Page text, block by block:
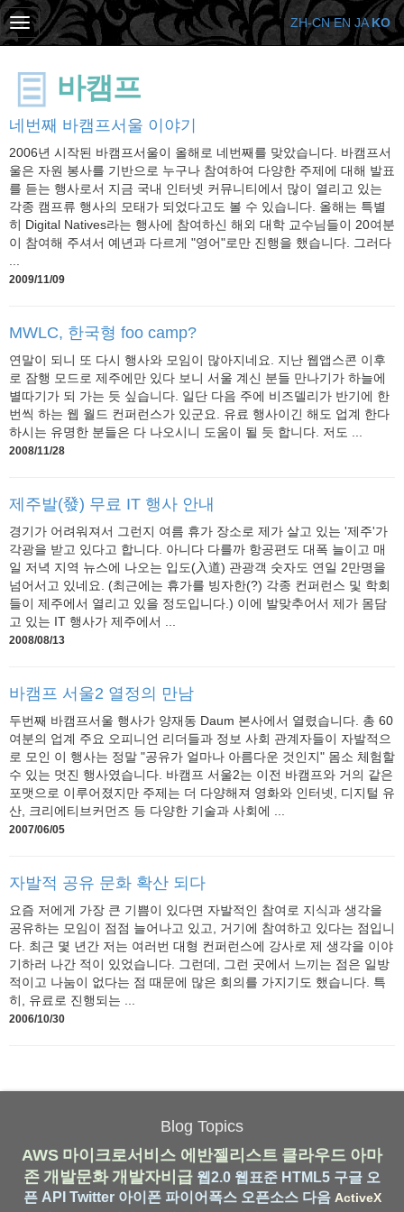
바캠프
네번째 바캠프서울 이야기
2006년 시작된 바캠프서울이 올해로 네번째를 맞았습니다. 바캠프서
울은 자원 봉사를 기반으로 누구나 참여하여 다양한 주제에 대해 발표
를 듣는 행사로서 지금 국내 인터넷 커뮤니티에서 많이 열리고 있는
각종 캠프류 행사의 모태가 되었다고도 볼 수 있습니다. 올해는 특별
히 Digital Natives라는 행사에 참여하신 해외 대학 교수님들이 20여분
이 참여해 주셔서 예년과 다르게 "영어"로만 진행을 했습니다. 그러다
2009/11/09
MWLC, 한국형 foo camp?
연말이 되니 또 다시 행사와 모임이 많아지네요. 지난 웹앱스콘 이후
로 잠행 모드로 제주에만 있다 보니 서울 계신 분들 만나기가 하늘에
별따기가 되 가는 듯 싶습니다. 일단 다음 주에 비즈델리가 반기에 한
번씩 하는 웹 월드 컨퍼런스가 있군요. 유료 행사이긴 해도 업계 한다
하시는 유명한 분들은 다 나오시니 도움이 될 듯 합니다. 저도 ...
2008/11/28
제주발(發) 무료 IT 행사 안내
경기가 어려워져서 그런지 여름 휴가 장소로 제가 살고 있는 '제주'가
각광을 받고 있다고 합니다. 아니다 다를까 항공편도 대폭 늘이고 매
일 저녁 지역 뉴스에 나오는 입도(入道) 관광객 숫자도 연일 2만명을
넘어서고 있네요. (최근에는 휴가를 빙자한(?) 각종 컨퍼런스 및 학회
들이 제주에서 열리고 있을 정도입니다.) 이에 발맞추어서 제가 몸담
고 있는 IT 행사가 제주에서 ...
2008/08/13
바캠프 서울2 열정의 만남
두번째 바캠프서울 행사가 양재동 Daum 본사에서 열렸습니다. 총 60
여분의 업계 주요 오피니언 리더들과 정보 사회 관계자들이 자발적으
로 모인 이 행사는 정말 "공유가 얼마나 아름다운 것인지" 몸소 체험할
수 있는 멋진 행사였습니다. 바캠프 서울2는 이전 바캠프와 거의 같은
포맷으로 이루어졌지만 주제는 더 다양해져 영화와 인터넷, 디지털 유
산, 크리에티브커먼즈 등 다양한 기술과 사회에 ...
2007/06/05
자발적 공유 문화 확산 되다
요즘 저에게 가장 큰 기쁨이 있다면 자발적인 참여로 지식과 생각을
공유하는 모임이 점점 늘어나고 있고, 거기에 참여하고 있다는 점입니
다. 최근 몇 년간 저는 여러번 대형 컨퍼런스에 강사로 제 생각을 이야
기하러 나간 적이 있었습니다. 그런데, 그런 곳에서 느끼는 점은 일방
적이고 나눔이 없다는 점 때문에 많은 회의를 가지기도 했습니다. 특
히, 유료로 진행되는 ...
2006/10/30
Blog Topics
AWS 마이크로서비스 에반젤리스트 클라우드 아마
존 개발문화 개발자비급 웹2.0 웹표준 HTML5 구글 오
픈 API Twitter 아이폰 파이어폭스 오픈소스 다음 ActiveX
ZH-CN EN JA KO